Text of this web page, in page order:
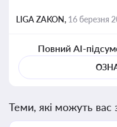
LIGA ZAKON, 16 березня
Повний AI-
Теми, які можуть вас